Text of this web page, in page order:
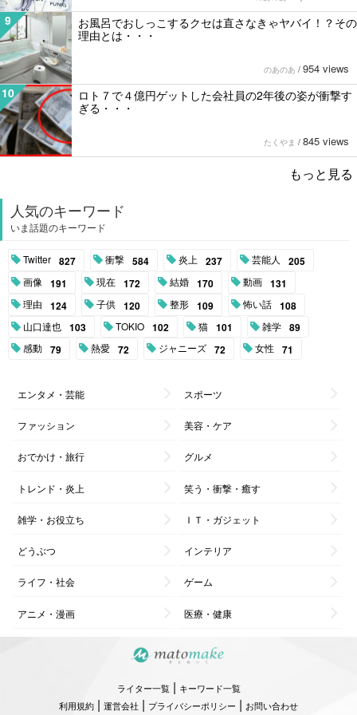
9
お風呂でおしっこするクセは直さなきゃヤバイ！？その
理由とは・・・
のあのあ / 954 views
10
ロト７で４億円ゲットした会社員の2年後の姿が衝撃す
ぎる・・・
たくやま / 845 views
もっと見る
人気のキーワード
いま話題のキーワード
Twitter 827 衝撃 584 炎上 237 芸能人 205
画像 191 現在 172 結婚 170 動画 131
理由 124 子供 120 整形 109 怖い話 108
山口達也 103 TOKIO 102 猫 101 雑学 89
感動 79 熱愛 72 ジャニーズ 72 女性 71
エンタメ・芸能 スポーツ
ファッション 美容・ケア
おでかけ・旅行 グルメ
トレンド・炎上 笑う・衝撃・癒す
雑学・お役立ち ＩＴ・ガジェット
どうぶつ インテリア
ライフ・社会 ゲーム
アニメ・漫画 医療・健康
ライター一覧| キーワード一覧
利用規約 | 運営会社 | プライバシーポリシー | お問い合わせ